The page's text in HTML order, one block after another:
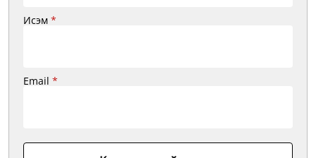
Исэм *
Email *